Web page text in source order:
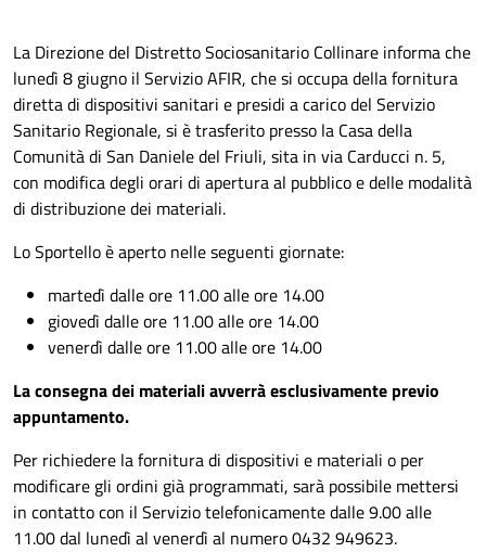
La Direzione del Distretto Sociosanitario Collinare informa che
lunedì 8 giugno il Servizio AFIR, che si occupa della fornitura
diretta di dispositivi sanitari e presidi a carico del Servizio
Sanitario Regionale, si è trasferito presso la Casa della
Comunità di San Daniele del Friuli, sita in via Carducci n. 5,
con modifica degli orari di apertura al pubblico e delle modalità
di distribuzione dei materiali.
Lo Sportello è aperto nelle seguenti giornate:
martedì dalle ore 11.00 alle ore 14.00
giovedì dalle ore 11.00 alle ore 14.00
venerdì dalle ore 11.00 alle ore 14.00
La consegna dei materiali avverrà esclusivamente previo
appuntamento.
Per richiedere la fornitura di dispositivi e materiali o per
modificare gli ordini già programmati, sarà possibile mettersi
in contatto con il Servizio telefonicamente dalle 9.00 alle
11.00 dal lunedì al venerdì al numero 0432 949623.